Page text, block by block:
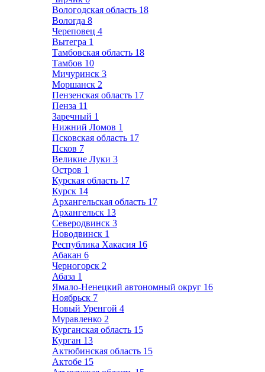
Вологодская область 18
Вологда 8
Череповец 4
Вытегра 1
Тамбовская область 18
Тамбов 10
Мичуринск 3
Моршанск 2
Пензенская область 17
Пенза 11
Заречный 1
Нижний Ломов 1
Псковская область 17
Псков 7
Великие Луки 3
Остров 1
Курская область 17
Курск 14
Архангельская область 17
Архангельск 13
Северодвинск 3
Новодвинск 1
Республика Хакасия 16
Абакан 6
Черногорск 2
Абаза 1
Ямало-Ненецкий автономный округ 16
Ноябрьск 7
Новый Уренгой 4
Муравленко 2
Курганская область 15
Курган 13
Актюбинская область 15
Актобе 15